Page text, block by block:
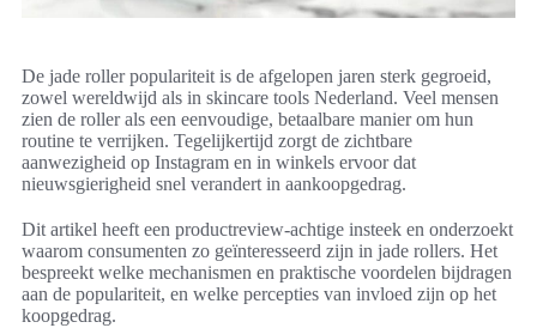
De jade roller populariteit is de afgelopen jaren sterk gegroeid,
zowel wereldwijd als in skincare tools Nederland. Veel mensen
zien de roller als een eenvoudige, betaalbare manier om hun
routine te verrijken. Tegelijkertijd zorgt de zichtbare
aanwezigheid op Instagram en in winkels ervoor dat
nieuwsgierigheid snel verandert in aankoopgedrag.
Dit artikel heeft een productreview-achtige insteek en onderzoekt
waarom consumenten zo geïnteresseerd zijn in jade rollers. Het
bespreekt welke mechanismen en praktische voordelen bijdragen
aan de populariteit, en welke percepties van invloed zijn op het
koopgedrag.